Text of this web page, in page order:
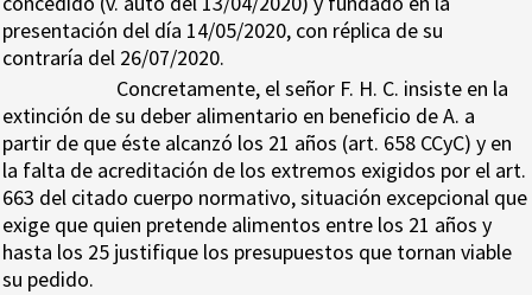
presentación del día 14/05/2020, con réplica de su
contraría del 26/07/2020.
Concretamente, el señor F. H. C. insiste en la
extinción de su deber alimentario en beneficio de A. a
partir de que éste alcanzó los 21 años (art. 658 CCyC) y en
la falta de acreditación de los extremos exigidos por el art.
663 del citado cuerpo normativo, situación excepcional que
exige que quien pretende alimentos entre los 21 años y
hasta los 25 justifique los presupuestos que tornan viable
su pedido.